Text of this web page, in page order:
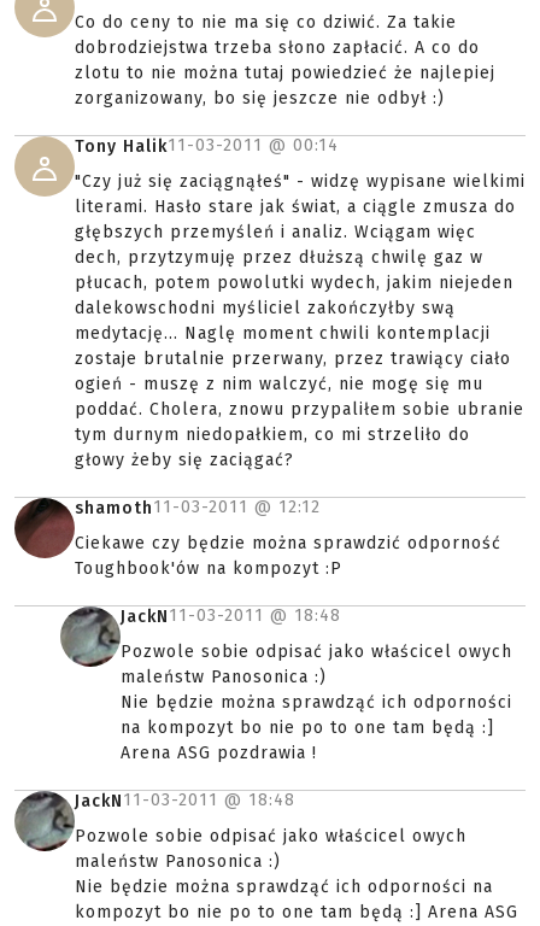
Co do ceny to nie ma się co dziwić. Za takie
dobrodziejstwa trzeba słono zapłacić. A co do
zlotu to nie można tutaj powiedzieć że najlepiej
zorganizowany, bo się jeszcze nie odbył :)
Tony Halik11-03-2011 @ 00:14
"Czy już się zaciągnąłeś" - widzę wypisane wielkimi
literami. Hasło stare jak świat, a ciągle zmusza do
głębszych przemyśleń i analiz. Wciągam więc
dech, przytzymuję przez dłuższą chwilę gaz w
płucach, potem powolutki wydech, jakim niejeden
dalekowschodni myśliciel zakończyłby swą
medytację... Naglę moment chwili kontemplacji
zostaje brutalnie przerwany, przez trawiący ciało
ogień - muszę z nim walczyć, nie mogę się mu
poddać. Cholera, znowu przypaliłem sobie ubranie
tym durnym niedopałkiem, co mi strzeliło do
głowy żeby się zaciągać?
shamoth11-03-2011 @ 12:12
Ciekawe czy będzie można sprawdzić odporność
Toughbook'ów na kompozyt :P
JackN11-03-2011 @ 18:48
Pozwole sobie odpisać jako właścicel owych
maleństw Panosonica :)
Nie będzie można sprawdząć ich odporności
na kompozyt bo nie po to one tam będą :]
Arena ASG pozdrawia !
JackN11-03-2011 @ 18:48
Pozwole sobie odpisać jako właścicel owych
maleństw Panosonica :)
Nie będzie można sprawdząć ich odporności na
kompozyt bo nie po to one tam będą :] Arena ASG